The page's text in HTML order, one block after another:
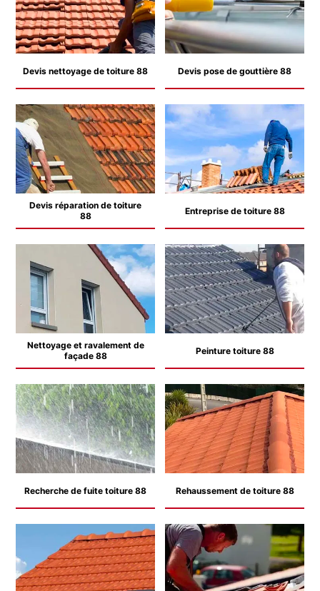
Devis nettoyage de toiture 88 Devis pose de gouttière 88
Devis réparation de toiture
88
Entreprise de toiture 88
Nettoyage et ravalement de
façade 88
Peinture toiture 88
Recherche de fuite toiture 88 Rehaussement de toiture 88